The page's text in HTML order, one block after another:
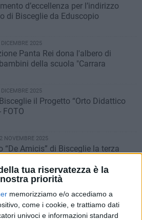
tua riservatezza è la
nostra priorità
memorizziamo e/o accediamo a
come i cookie, e trattiamo dati
univoci e informazioni standard
d’eccellenza per l’indirizzo
di Bisceglie da Eduscopio
2025
Panta Rei dona l'albero di
della scuola "Carrara
2025
il Progetto “Orto Didattico
FOTO
NOVEMBRE 2025
“De Amicis” di Bisceglie la terza
Verde”
NOVEMBRE 2025
un incontro per riconoscere e
la violenza di genere